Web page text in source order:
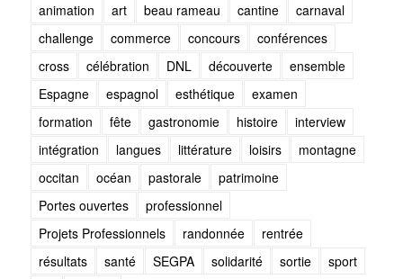
animation art beau rameau cantine
carnaval
challenge
commerce concours
conférences
cross
célébration DNL découverte
ensemble
Espagne
espagnol esthétique
examen
formation
fête gastronomie histoire
interview
intégration
langues littérature loisirs
montagne
occitan
océan pastorale
patrimoine
Portes ouvertes
professionnel
Projets Professionnels
randonnée
rentrée
résultats
santé SEGPA solidarité sortie
sport